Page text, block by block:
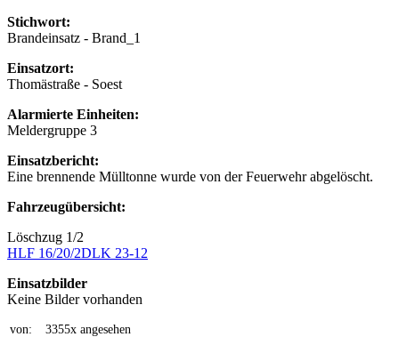
Stichwort:
Brandeinsatz - Brand_1
Einsatzort:
Thomästraße - Soest
Alarmierte Einheiten:
Meldergruppe 3
Einsatzbericht:
Eine brennende Mülltonne wurde von der Feuerwehr abgelöscht.
Fahrzeugübersicht:
Löschzug 1/2
HLF 16/20/2DLK 23-12
Einsatzbilder
Keine Bilder vorhanden
von: 3355x angesehen